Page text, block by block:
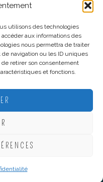
utilisons des technologies
aux informations des
nous permettra de traiter
navigation ou les ID uniques
retirer son consentement
et fonctions.
légales